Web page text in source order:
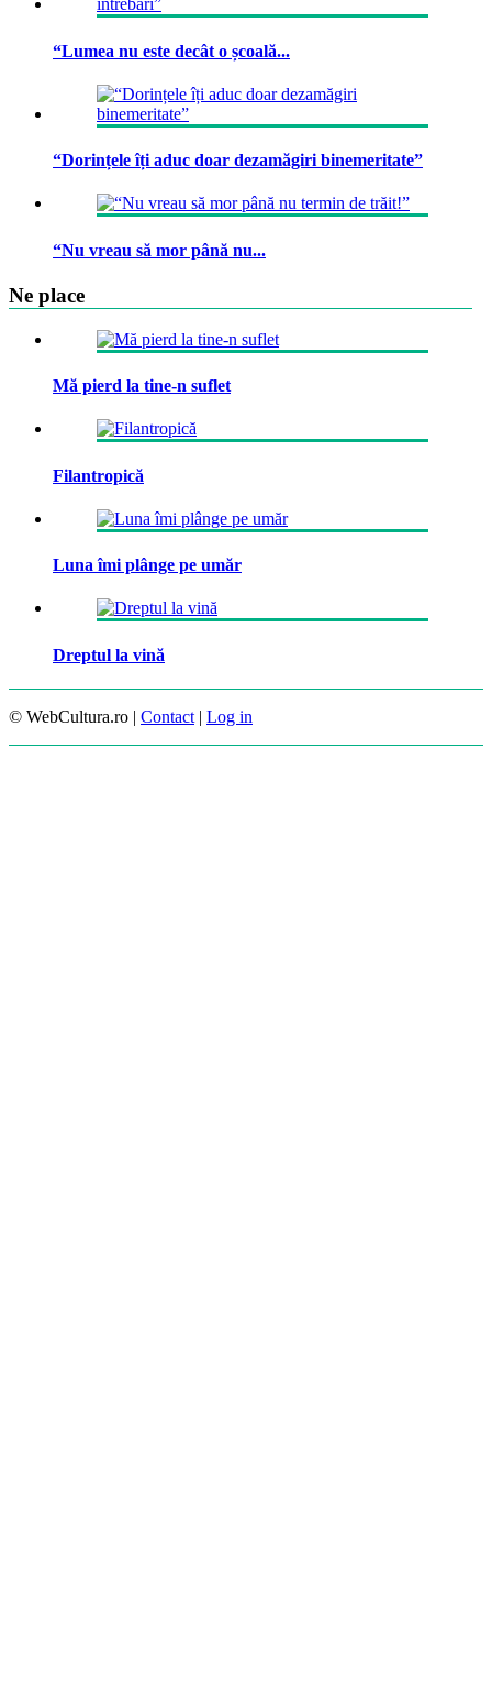
“Lumea nu este decât o școală...
“Dorințele îți aduc doar dezamăgiri binemeritate”
“Nu vreau să mor până nu...
Ne place
Mă pierd la tine-n suflet
Filantropică
Luna îmi plânge pe umăr
Dreptul la vină
© WebCultura.ro | Contact | Log in